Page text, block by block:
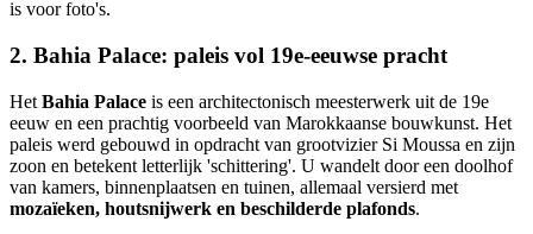
is voor foto's.
2. Bahia Palace: paleis vol 19e-eeuwse pracht
Het Bahia Palace is een architectonisch meesterwerk uit de 19e
eeuw en een prachtig voorbeeld van Marokkaanse bouwkunst. Het
paleis werd gebouwd in opdracht van grootvizier Si Moussa en zijn
zoon en betekent letterlijk 'schittering'. U wandelt door een doolhof
van kamers, binnenplaatsen en tuinen, allemaal versierd met
mozaïeken, houtsnijwerk en beschilderde plafonds.